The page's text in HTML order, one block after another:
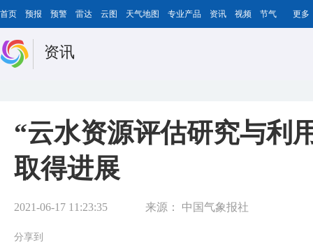
首页 预报 预警 雷达 云图 天气地图 专业产品 资讯 视频 节气 更多
资讯
“云水资源评估研究与利
取得进展
2021-06-17 11:23:35 来源： 中国气象报社
分享到